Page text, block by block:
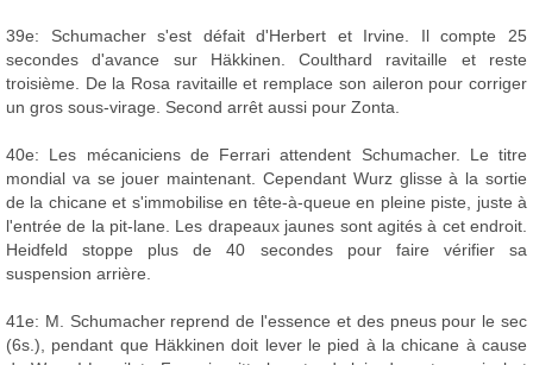
39e: Schumacher s'est défait d'Herbert et Irvine. Il compte 25
secondes d'avance sur Häkkinen. Coulthard ravitaille et reste
troisième. De la Rosa ravitaille et remplace son aileron pour corriger
un gros sous-virage. Second arrêt aussi pour Zonta.
40e: Les mécaniciens de Ferrari attendent Schumacher. Le titre
mondial va se jouer maintenant. Cependant Wurz glisse à la sortie
de la chicane et s'immobilise en tête-à-queue en pleine piste, juste à
l'entrée de la pit-lane. Les drapeaux jaunes sont agités à cet endroit.
Heidfeld stoppe plus de 40 secondes pour faire vérifier sa
suspension arrière.
41e: M. Schumacher reprend de l'essence et des pneus pour le sec
(6s.), pendant que Häkkinen doit lever le pied à la chicane à cause